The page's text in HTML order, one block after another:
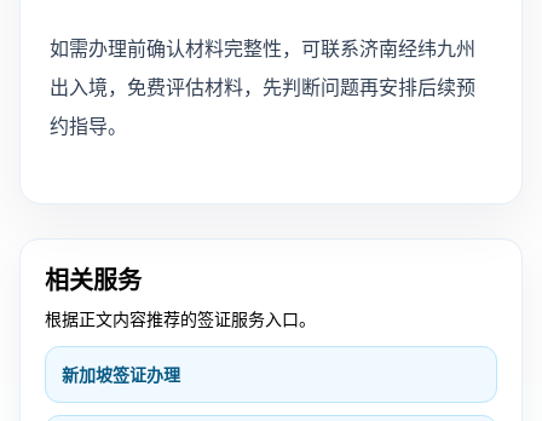
如需办理前确认材料完整性，可联系济南经纬九州
出入境，免费评估材料，先判断问题再安排后续预
约指导。
相关服务
根据正文内容推荐的签证服务入口。
新加坡签证办理